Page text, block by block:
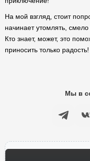
На мой взгляд, стоит
начинает утомлять,
Кто знает, может, это
приносить только радость!
Мы в